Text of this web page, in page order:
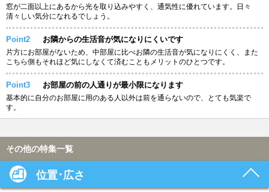
窓が二面以上にあるから光を取り込みやすく、通気性に優れています。日々
清々しい気分になれるでしょう。
Point2 お隣からの生活音が気になりにくいです
片方にお部屋がないため、中部屋に比べお隣の生活音が気になりにくく、また
こちら側もそれほど気にしなくて済むこともメリットのひとつです。
Point3 お部屋の前の人通りが最小限になります
基本的に自分のお部屋に用のある人以外は前を通らないので、とても気楽で
す。
その他の特集一覧
位置･広さ